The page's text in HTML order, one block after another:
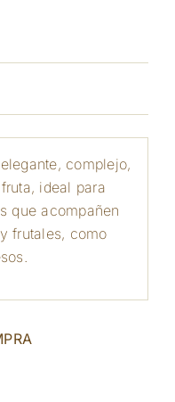
complejo,
ideal para
que acompañen
frutales, como